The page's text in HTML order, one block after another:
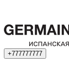
+777777777